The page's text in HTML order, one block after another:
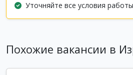
Уточняйте все условия работы
Похожие вакансии в